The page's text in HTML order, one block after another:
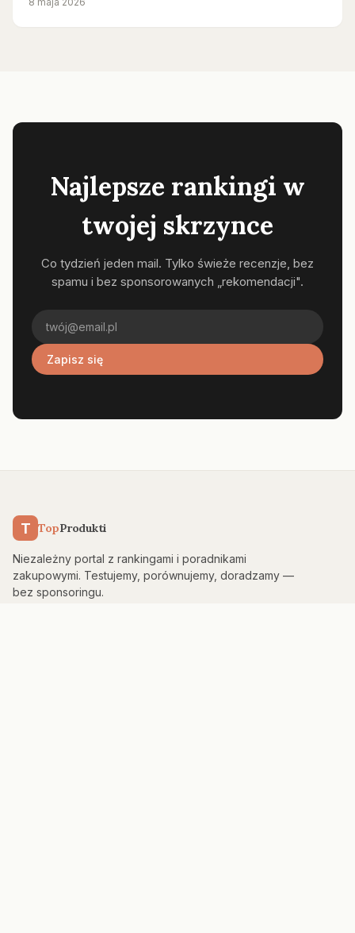
Najlepsze rankingi w
twojej skrzynce
Co tydzień jeden mail. Tylko świeże recenzje, bez
spamu i bez sponsorowanych „rekomendacji".
Zapisz się
T TopProdukti
Niezależny portal z rankingami i poradnikami
zakupowymi. Testujemy, porównujemy, doradzamy —
bez sponsoringu.